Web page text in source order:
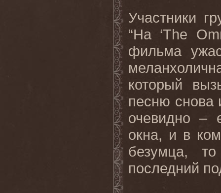
Участники
“На ‘The
фильма
который
песню снова
очевидно –
окна, и в
безумца,
последний